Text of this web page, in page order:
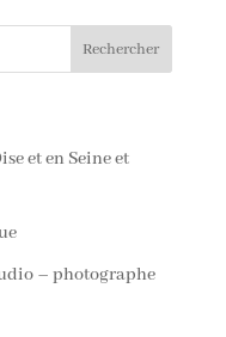
et en Seine et
– photographe